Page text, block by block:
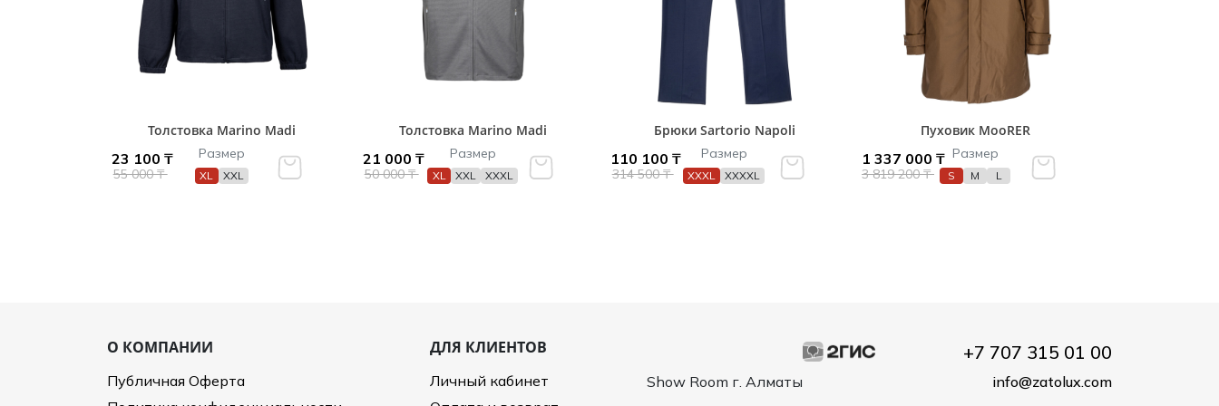
Толстовка Marino Madi
23 100 ₸
55 000 ₸
Размер
XL XXL
Толстовка Marino Madi
21 000 ₸
50 000 ₸
Размер
XL XXL XXXL
Брюки Sartorio Napoli
110 100 ₸
314 500 ₸
Размер
XXXL XXXXL
Пуховик MooRER
1 337 000 ₸
3 819 200 ₸
Размер
S M L
О КОМПАНИИ
Публичная Оферта
ДЛЯ КЛИЕНТОВ
Личный кабинет
Show Room г. Алматы
+7 707 315 01 00
info@zatolux.com